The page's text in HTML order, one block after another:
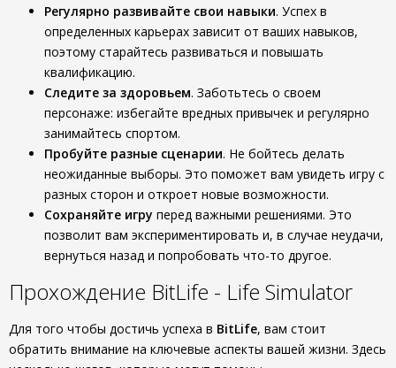
Регулярно развивайте свои навыки. Успех в
определенных карьерах зависит от ваших навыков,
поэтому старайтесь развиваться и повышать
квалификацию.
Следите за здоровьем. Заботьтесь о своем
персонаже: избегайте вредных привычек и регулярно
занимайтесь спортом.
Пробуйте разные сценарии. Не бойтесь делать
неожиданные выборы. Это поможет вам увидеть игру с
разных сторон и откроет новые возможности.
Сохраняйте игру перед важными решениями. Это
позволит вам экспериментировать и, в случае неудачи,
вернуться назад и попробовать что-то другое.
Прохождение BitLife - Life Simulator
Для того чтобы достичь успеха в BitLife, вам стоит
обратить внимание на ключевые аспекты вашей жизни. Здесь